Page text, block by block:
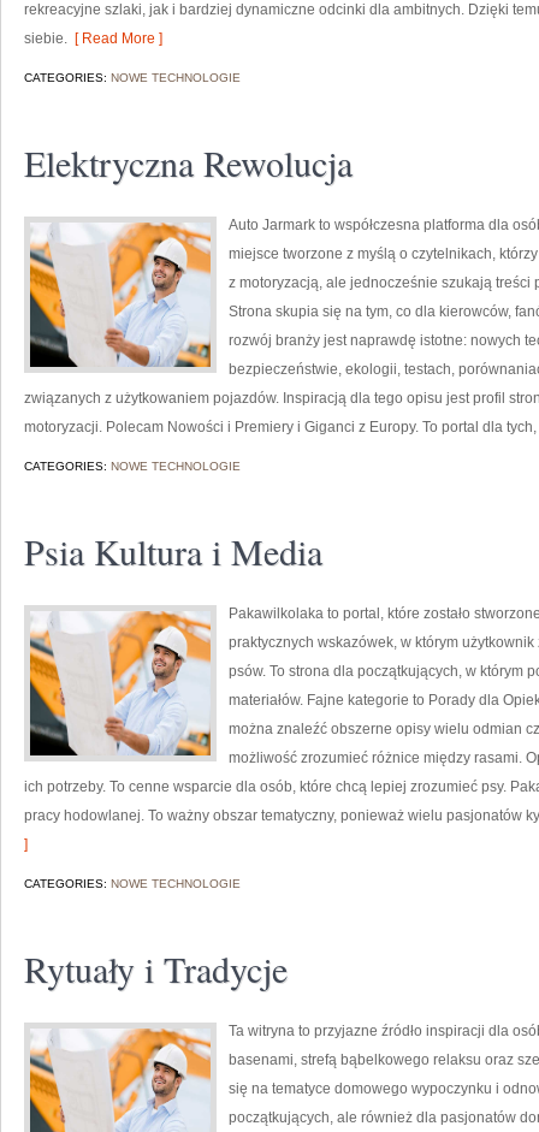
rekreacyjne szlaki, jak i bardziej dynamiczne odcinki dla ambitnych. Dzięki
siebie. [ Read More ]
CATEGORIES: NOWE TECHNOLOGIE
Elektryczna Rewolucja
Auto Jarmark to współczesna platforma dla
miejsce tworzone z myślą o czytelnikach,
z motoryzacją, ale jednocześnie szukają treści
Strona skupia się na tym, co dla kierowców,
rozwój branży jest naprawdę istotne: nowych
bezpieczeństwie, ekologii, testach,
związanych z użytkowaniem pojazdów. Inspiracją dla tego opisu jest profil
motoryzacji. Polecam Nowości i Premiery i Giganci z Europy. To portal dla tych,
CATEGORIES: NOWE TECHNOLOGIE
Psia Kultura i Media
Pakawilkolaka to portal, które zostało
praktycznych wskazówek, w którym
psów. To strona dla początkujących, w którym
materiałów. Fajne kategorie to Porady dla
można znaleźć obszerne opisy wielu odmian
możliwość zrozumieć różnice między rasami.
ich potrzeby. To cenne wsparcie dla osób, które chcą lepiej zrozumieć psy.
pracy hodowlanej. To ważny obszar tematyczny, ponieważ wielu pasjonatów
]
CATEGORIES: NOWE TECHNOLOGIE
Rytuały i Tradycje
Ta witryna to przyjazne źródło inspiracji dla
basenami, strefą bąbelkowego relaksu oraz
się na tematyce domowego wypoczynku i
początkujących, ale również dla pasjonatów